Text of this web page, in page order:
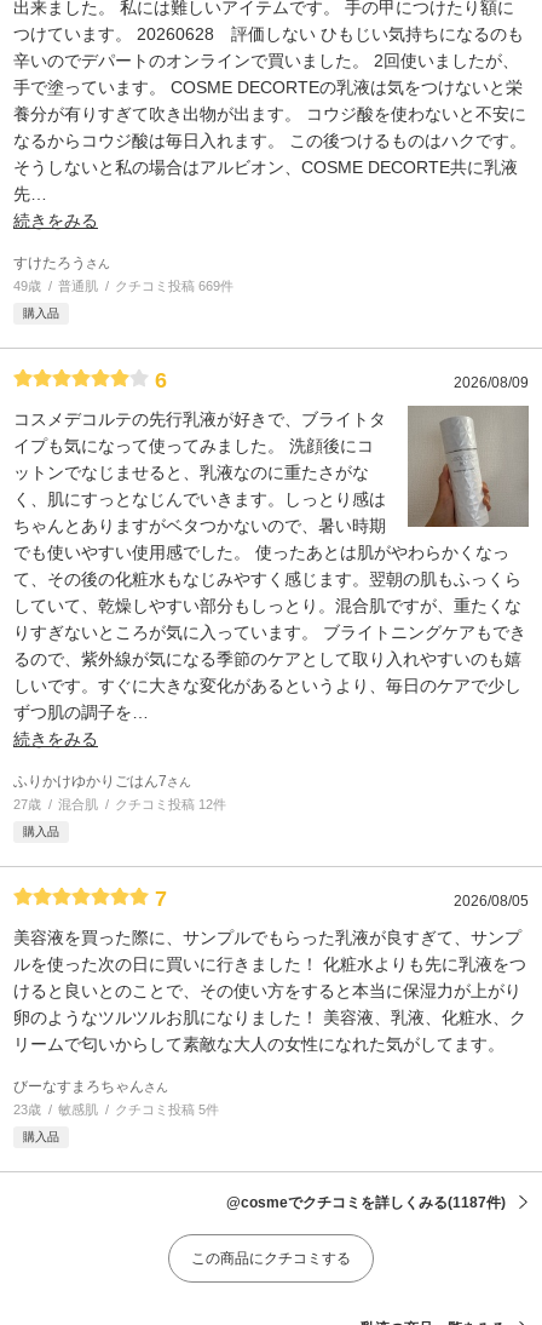
出来ました。 私には難しいアイテムです。 手の甲につけたり額に
つけています。 20260628 評価しない ひもじい気持ちになるのも
辛いのでデパートのオンラインで買いました。 2回使いましたが、
手で塗っています。 COSME DECORTEの乳液は気をつけないと栄
養分が有りすぎて吹き出物が出ます。 コウジ酸を使わないと不安に
なるからコウジ酸は毎日入れます。 この後つけるものはハクです。
そうしないと私の場合はアルビオン、COSME DECORTE共に乳液
先
続きをみる
すけたろう さん
49歳 普通肌 クチコミ投稿 669件
購入品
6 2026/08/09
コスメデコルテの先行乳液が好きで、ブライトタ
イプも気になって使ってみました。 洗顔後にコ
ットンでなじませると、乳液なのに重たさがな
く、肌にすっとなじんでいきます。しっとり感は
ちゃんとありますがベタつかないので、暑い時期
でも使いやすい使用感でした。 使ったあとは肌がやわらかくなっ
て、その後の化粧水もなじみやすく感じます。翌朝の肌もふっくら
していて、乾燥しやすい部分もしっとり。混合肌ですが、重たくな
りすぎないところが気に入っています。 ブライトニングケアもでき
るので、紫外線が気になる季節のケアとして取り入れやすいのも嬉
しいです。すぐに大きな変化があるというより、毎日のケアで少し
ずつ肌の調子を
続きをみる
ふりかけゆかりごはん7さん
27歳 混合肌 クチコミ投稿 12件
購入品
7 2026/08/05
美容液を買った際に、サンプルでもらった乳液が良すぎて、サンプ
ルを使った次の日に買いに行きました！ 化粧水よりも先に乳液をつ
けると良いとのことで、その使い方をすると本当に保湿力が上がり
卵のようなツルツルお肌になりました！ 美容液、乳液、化粧水、ク
リームで匂いからして素敵な大人の女性になれた気がしてます。
びーなすまろちゃんさん
23歳 敏感肌 クチコミ投稿 5件
購入品
@cosmeでクチコミを詳しくみる(1187件)
この商品にクチコミする